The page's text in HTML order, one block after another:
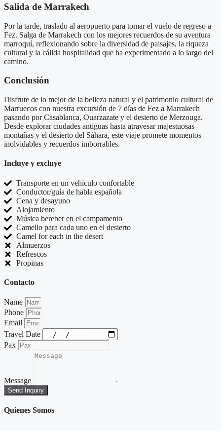
Salida de Marrakech
Por la tarde, traslado al aeropuerto para tomar el vuelo de regreso a
Fez. Salga de Marrakech con los mejores recuerdos de su aventura
marroquí, reflexionando sobre la diversidad de paisajes, la riqueza
cultural y la cálida hospitalidad que ha experimentado a lo largo del
camino.
Conclusión
Disfrute de lo mejor de la belleza natural y el patrimonio cultural de
Marruecos con nuestra excursión de 7 días de Fez a Marrakech
pasando por Casablanca, Ouarzazate y el desierto de Merzouga.
Desde explorar ciudades antiguas hasta atravesar majestuosas
montañas y el desierto del Sáhara, este viaje promete momentos
inolvidables y recuerdos imborrables.
Incluye y excluye
Transporte en un vehículo confortable
Conductor/guía de habla española
Cena y desayuno
Alojamiento
Música bereber en el campamento
Camello para cada uno en el desierto
Camel for each in the desert
Almuerzos
Refrescos
Propinas
Contacto
Name
Phone
Email
Travel Date
Pax
Message
Send Inquiry
Quienes Somos